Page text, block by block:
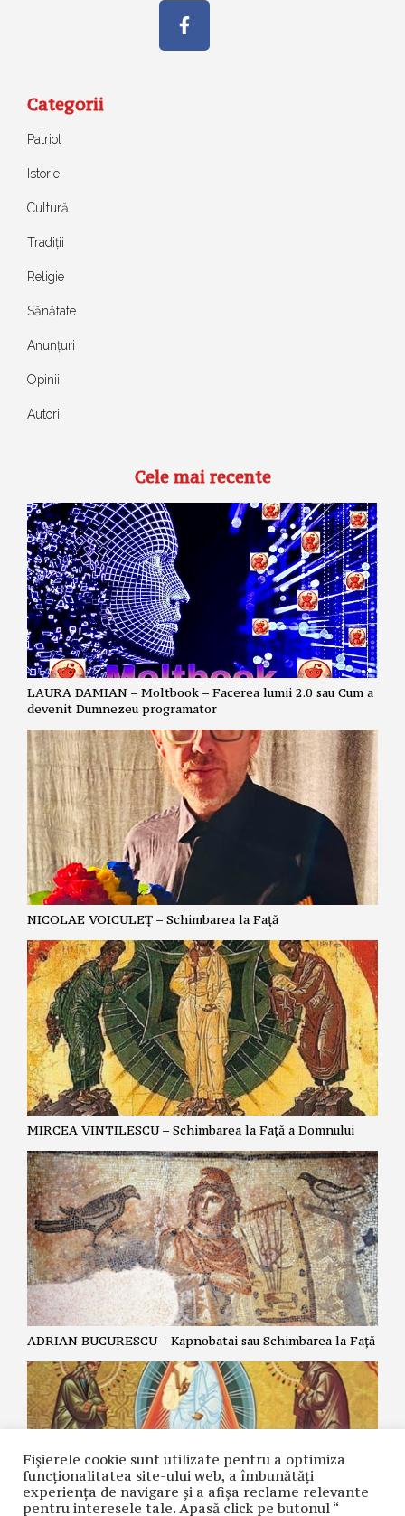
Categorii
Patriot
Istorie
Cultură
Tradiții
Religie
Sănătate
Anunțuri
Opinii
Autori
Cele mai recente
LAURA DAMIAN – Moltbook – Facerea lumii 2.0 sau Cum a
devenit Dumnezeu programator
NICOLAE VOICULEȚ – Schimbarea la Față
MIRCEA VINTILESCU – Schimbarea la Față a Domnului
ADRIAN BUCURESCU – Kapnobatai sau Schimbarea la Față
Fișierele cookie sunt utilizate pentru a optimiza
funcţionalitatea site-ului web, a îmbunătăţi
experienţa de navigare şi a afişa reclame relevante
pentru interesele tale. Apasă click pe butonul “